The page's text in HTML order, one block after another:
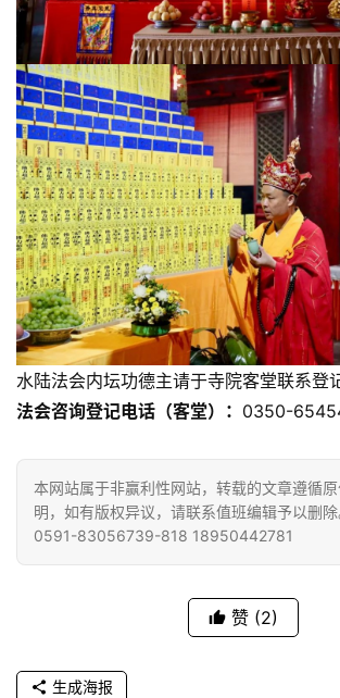
水陆法会内坛功德主请于寺院客堂联系登记
法会咨询登记电话（客堂）： 0350-
本网站属于非赢利性网站，转载的文章遵循
明，如有版权异议，请联系值班编辑予以删除
0591-83056739-818 18950442781
赞 (2)
生成海报